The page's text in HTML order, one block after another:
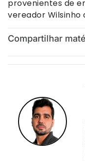
provenientes de
vereador Wilsinho
Compartilhar